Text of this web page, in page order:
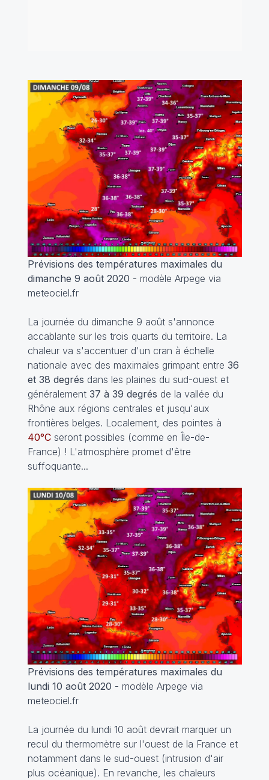
Prévisions des températures maximales du
dimanche 9 août 2020 - modèle Arpege via
meteociel.fr
La journée du dimanche 9 août s'annonce
accablante sur les trois quarts du territoire. La
chaleur va s'accentuer d'un cran à échelle
nationale avec des maximales grimpant entre 36
et 38 degrés dans les plaines du sud-ouest et
généralement 37 à 39 degrés de la vallée du
Rhône aux régions centrales et jusqu'aux
frontières belges. Localement, des pointes à
40°Cseront possibles (comme en Île-de-
France) ! L'atmosphère promet d'être
suffoquante...
Prévisions des températures maximales du
lundi 10 août 2020 - modèle Arpege via
meteociel.fr
La journée du lundi 10 août devrait marquer un
recul du thermomètre sur l'ouest de la France et
notamment dans le sud-ouest (intrusion d'air
plus océanique). En revanche, les chaleurs